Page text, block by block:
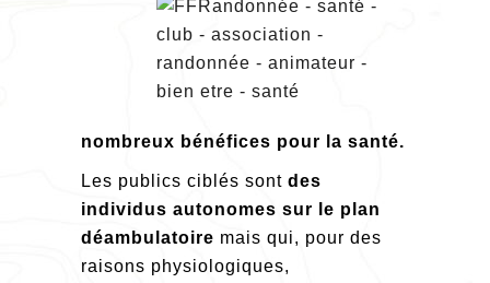
nombreux bénéfices pour la santé.
Les publics ciblés sont des
individus autonomes sur le plan
déambulatoire mais qui, pour des
raisons physiologiques,